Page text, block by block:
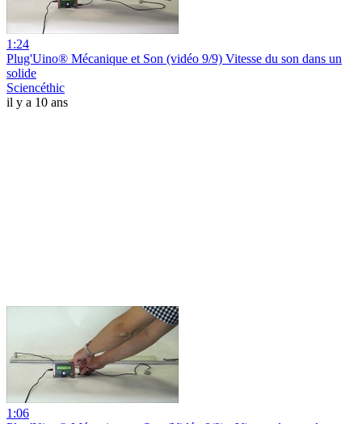
1:24
Plug'Uino® Mécanique et Son (vidéo 9/9) Vitesse du son dans un
solide
Sciencéthic
il y a 10 ans
1:06